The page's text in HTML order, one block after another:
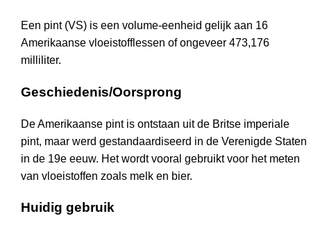
Een pint (VS) is een volume-eenheid gelijk aan 16
Amerikaanse vloeistofflessen of ongeveer 473,176
milliliter.
Geschiedenis/Oorsprong
De Amerikaanse pint is ontstaan uit de Britse imperiale
pint, maar werd gestandaardiseerd in de Verenigde Staten
in de 19e eeuw. Het wordt vooral gebruikt voor het meten
van vloeistoffen zoals melk en bier.
Huidig gebruik